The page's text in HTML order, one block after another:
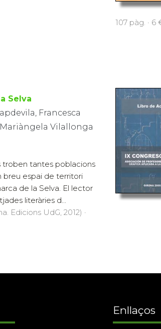
107 pàg. · 6
Selva
Francesca
Vilallonga
troben tantes poblacions
breu espai de territori
de la Selva. El lector
literàries d...
Edicions UdG, 2012) ·
Enllaços